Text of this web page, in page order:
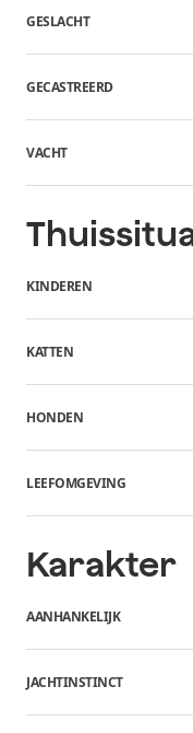
GESLACHT
GECASTREERD
VACHT
KINDEREN
KATTEN
HONDEN
LEEFOMGEVING
Karakter
AANHANKELIJK
JACHTINSTINCT